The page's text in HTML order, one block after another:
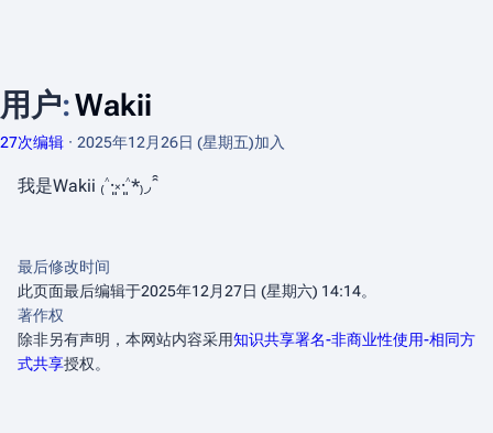
用户:Wakii
27次编辑 2025年12月26日 (星期五)加入
我是Wakii ₍˄·͈༝·͈˄*₎◞ ̑̑
最后修改时间
此页面最后编辑于2025年12月27日 (星期六) 14:14。
著作权
除非另有声明，本网站内容采用知识共享署名-非商业性使用-相同方
式共享授权。